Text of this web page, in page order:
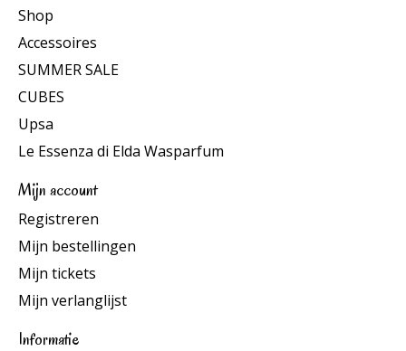
Shop
Accessoires
SUMMER SALE
CUBES
Upsa
Le Essenza di Elda Wasparfum
Mijn account
Registreren
Mijn bestellingen
Mijn tickets
Mijn verlanglijst
Informatie